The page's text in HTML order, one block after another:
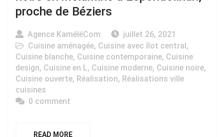
proche de Béziers
Agence KaméléCom
juillet 26, 2021
Cuisine aménagée, Cuisine avec îlot central,
Cuisine blanche, Cuisine contemporaine, Cuisine
design, Cuisine en L, Cuisine moderne, Cuisine noire,
Cuisine ouverte, Réalisation, Réalisations ville
cuisines
0 comment
READ MORE